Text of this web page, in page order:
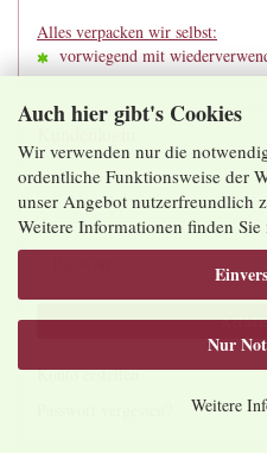
Auch hier gibt's Cookies
Wir verwenden nur die
ordentliche Funktionsweise der
unser Angebot nutzerfreundlich
Weitere Informationen finden Sie
Nur
Weitere
Alles verpacken wir selbst:
vorwiegend mit
Kundenlogin
E-
Mail-
Adresse
Konto erstellen